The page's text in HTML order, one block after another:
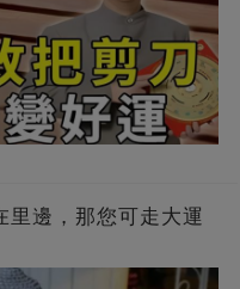
里邊，那您可走大運